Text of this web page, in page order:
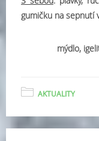
gumičku na sepnutí
mýdlo,
AKTUALITY